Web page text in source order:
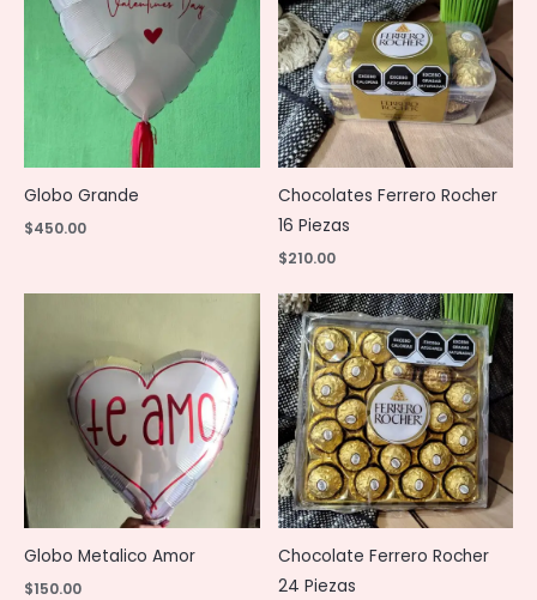
Globo Grande
$450.00
Chocolates Ferrero Rocher
16 Piezas
$210.00
Globo Metalico Amor
$150.00
Chocolate Ferrero Rocher
24 Piezas